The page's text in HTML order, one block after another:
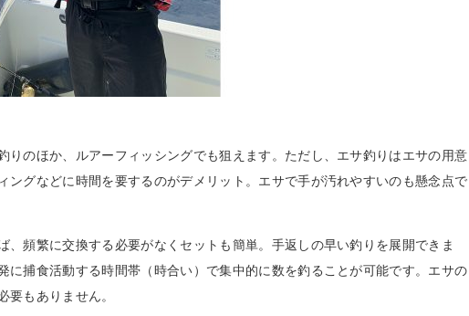
りのほか、ルアーフィッシングでも狙えます。ただし、エサ釣りはエサの用意
ングなどに時間を要するのがデメリット。エサで手が汚れやすいのも懸念点で
、頻繁に交換する必要がなくセットも簡単。手返しの早い釣りを展開できま
に捕食活動する時間帯（時合い）で集中的に数を釣ることが可能です。エサの
要もありません。